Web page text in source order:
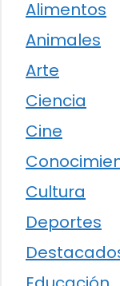
Alimentos
Animales
Arte
Ciencia
Cine
Cultura
Deportes